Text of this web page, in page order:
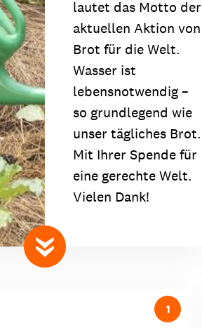
lautet das Motto der
aktuellen Aktion von
Brot für die Welt.
Wasser ist
lebensnotwendig –
so grundlegend wie
unser tägliches Brot.
Mit Ihrer Spende für
eine gerechte Welt.
Vielen Dank!
nach unten scrollen
1